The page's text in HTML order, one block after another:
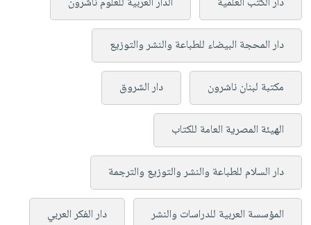
دار المحجة البيضاء للطباعة والنشر والتوزيع
مكتبة لبنان ناشرون دار الشروق
الهيئة المصرية العامة للكتاب
دار السلام للطباعة والنشر والتوزيع والترجمة
المؤسسة العربية للدراسات والنشر دار الفكر العربي